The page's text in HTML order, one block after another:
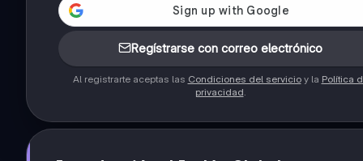
Regístrarse con correo electrónico
Al registrarte aceptas las Condiciones del servicioy la Política
privacidad.